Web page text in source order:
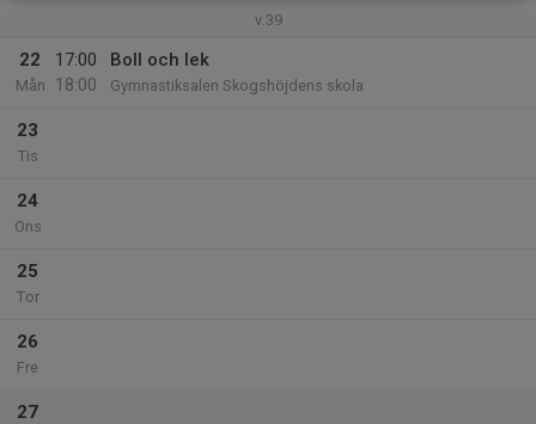
v.39
22
Mån
17:00
18:00
Boll och lek
Gymnastiksalen Skogshöjdens skola
23
Tis
24
Ons
25
Tor
26
Fre
27